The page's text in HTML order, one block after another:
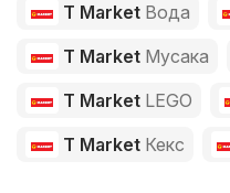
T Market Вода
T Market Мусака
T Market LEGO
T Market Кекс